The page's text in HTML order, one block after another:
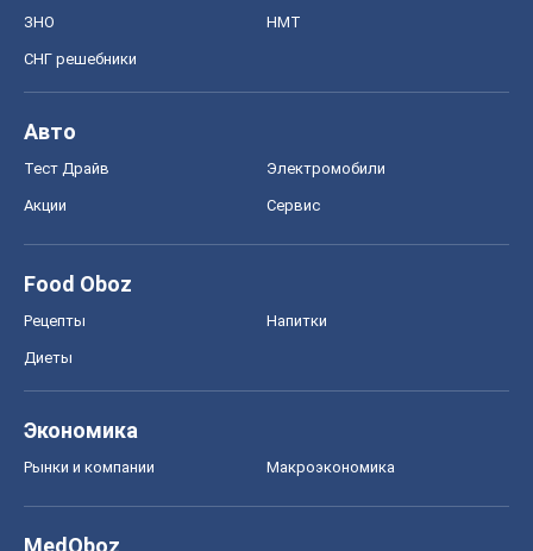
ЗНО НМТ
СНГ решебники
Авто
Тест Драйв Электромобили
Акции Сервис
Food Oboz
Рецепты Напитки
Диеты
Экономика
Рынки и компании Mакроэкономика
MedOboz